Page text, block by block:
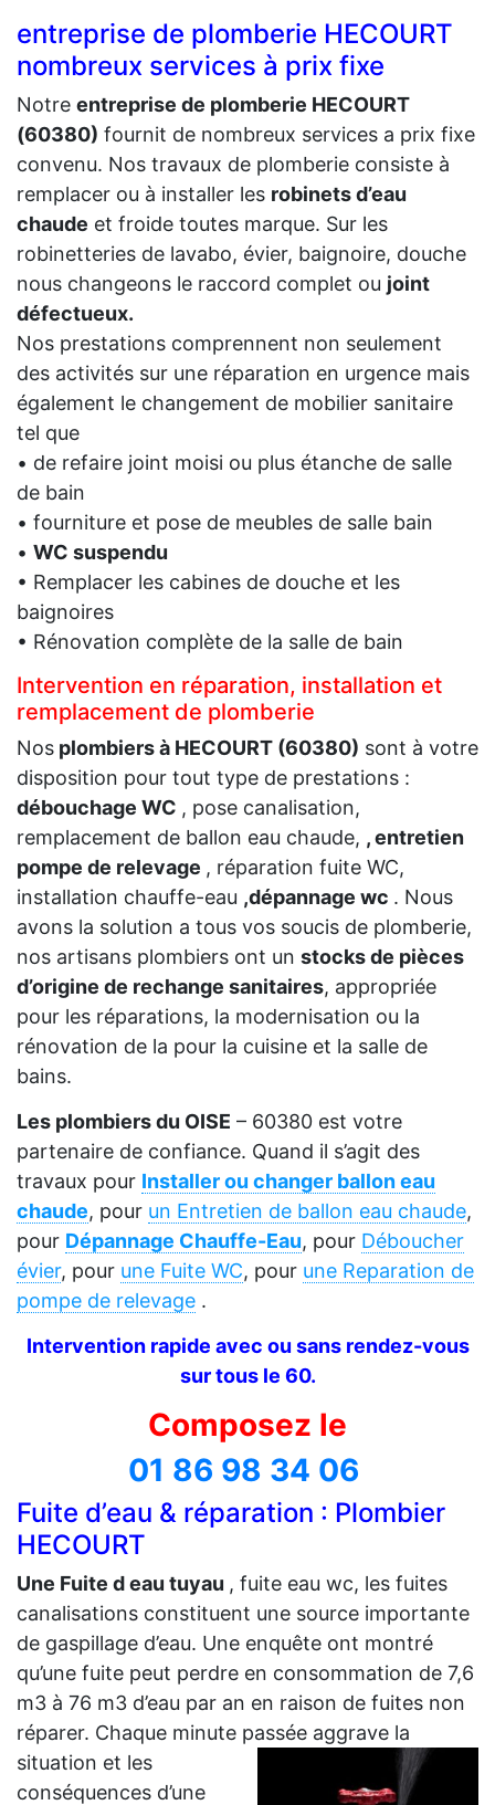
entreprise de plomberie HECOURT
nombreux services à prix fixe
Notre entreprise de plomberie HECOURT
(60380) fournit de nombreux services a prix fixe
convenu. Nos travaux de plomberie consiste à
remplacer ou à installer les robinets d’eau
chaude et froide toutes marque. Sur les
robinetteries de lavabo, évier, baignoire, douche
nous changeons le raccord complet ou joint
défectueux.
Nos prestations comprennent non seulement
des activités sur une réparation en urgence mais
également le changement de mobilier sanitaire
tel que
• de refaire joint moisi ou plus étanche de salle
de bain
• fourniture et pose de meubles de salle bain
• WC suspendu
• Remplacer les cabines de douche et les
baignoires
• Rénovation complète de la salle de bain
Intervention en réparation, installation et
remplacement de plomberie
Nos plombiers à HECOURT (60380) sont à votre
disposition pour tout type de prestations :
débouchage WC , pose canalisation,
remplacement de ballon eau chaude, , entretien
pompe de relevage , réparation fuite WC,
installation chauffe-eau ,dépannage wc . Nous
avons la solution a tous vos soucis de plomberie,
nos artisans plombiers ont un stocks de pièces
d’origine de rechange sanitaires, appropriée
pour les réparations, la modernisation ou la
rénovation de la pour la cuisine et la salle de
bains.
Les plombiers du OISE – 60380 est votre
partenaire de confiance. Quand il s’agit des
travaux pour Installer ou changer ballon eau
chaude, pour un Entretien de ballon eau chaude,
pour Dépannage Chauffe-Eau, pour Déboucher
évier, pour une Fuite WC, pour une Reparation de
pompe de relevage .
Intervention rapide avec ou sans rendez-vous
sur tous le 60.
Composez le
01 86 98 34 06
Fuite d’eau & réparation : Plombier
HECOURT
Une Fuite d eau tuyau , fuite eau wc, les fuites
canalisations constituent une source importante
de gaspillage d’eau. Une enquête ont montré
qu’une fuite peut perdre en consommation de 7,6
m3 à 76 m3 d’eau par an en raison de fuites non
réparer. Chaque minute passée aggrave la
situation et les
conséquences d’une